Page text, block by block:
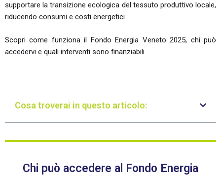
supportare la transizione ecologica del tessuto produttivo locale,
riducendo consumi e costi energetici.
Scopri come funziona il Fondo Energia Veneto 2025, chi può
accedervi e quali interventi sono finanziabili.
Cosa troverai in questo articolo:
Chi può accedere al Fondo Energia